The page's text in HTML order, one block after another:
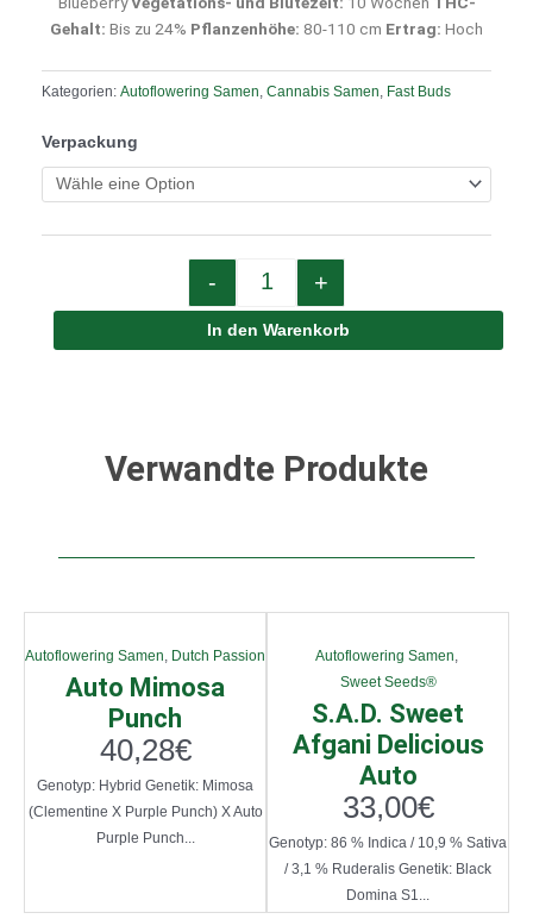
Gehalt: Bis zu 24% Pflanzenhöhe: 80-110 cm Ertrag: Hoch
Kategorien: Autoflowering Samen, Cannabis Samen, Fast Buds
Verpackung
- +
In den Warenkorb
Verwandte Produkte
Autoflowering Samen, Dutch Passion
Auto Mimosa
Punch
40,28€
Genotyp: Hybrid Genetik: Mimosa
(Clementine X Purple Punch) X Auto
Purple Punch...
Autoflowering Samen,
Sweet Seeds®
S.A.D. Sweet
Afgani Delicious
Auto
33,00€
Genotyp: 86 % Indica / 10,9 % Sativa
/ 3,1 % Ruderalis Genetik: Black
Domina S1...